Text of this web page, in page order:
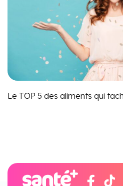
Le TOP 5 des aliments qui